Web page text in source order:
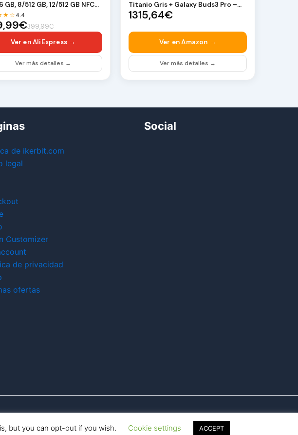
GB, 8/512 GB, 12/512 GB NFC
de…
4.4
399,99€
Ver en AliExpress →
Ver más detalles →
Titanio Gris + Galaxy Buds3 Pro –
Móvil co…
1315,64€
Ver en Amazon →
Ver más detalles →
de ikerbit.com
legal
Customizer
de privacidad
ofertas
Social
but you can opt-out if you wish. Cookie settings ACCEPT